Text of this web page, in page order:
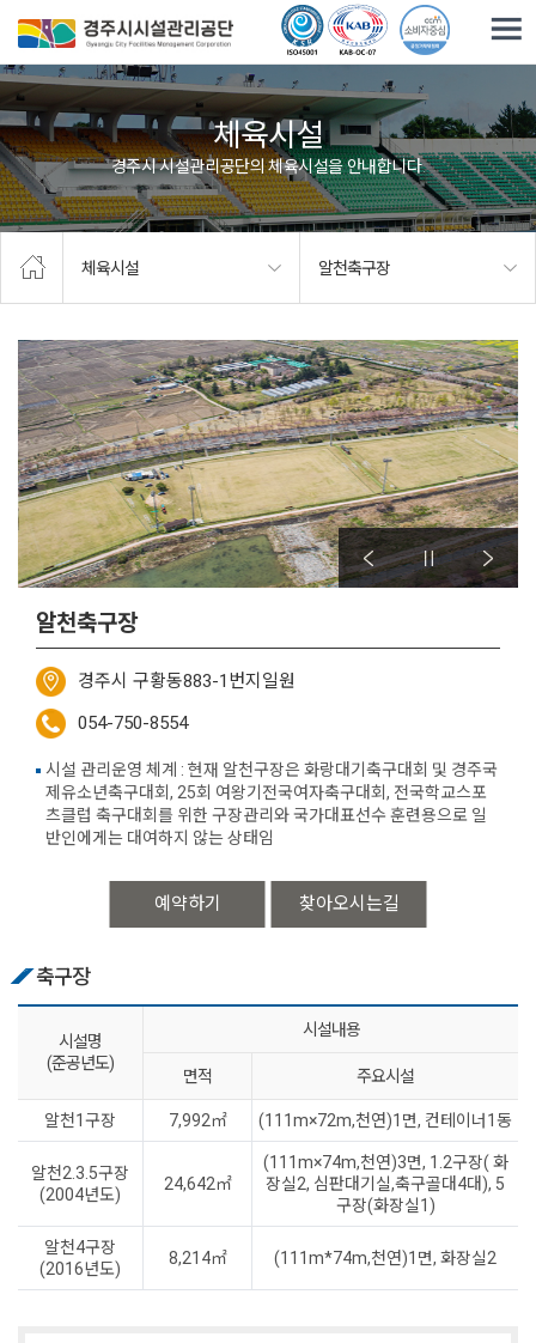
체육시설
경주시 시설관리공단의 체육시설을 안내합니다.
체육시설 알천축구장
알천축구장
경주시 구황동883-1번지일원
054-750-8554
예약하기 찾아오시는길
시설 관리운영 체계 : 현재 알천구장은 화랑대기축구대회 및 경주국
제유소년축구대회, 25회 여왕기전국여자축구대회, 전국학교스포
츠클럽 축구대회를 위한 구장관리와 국가대표선수 훈련용으로 일
반인에게는 대여하지 않는 상태임
축구장
시설명
(준공년도)
시설내용
면적 주요시설
알천1구장 7,992㎡ (111m×72m,천연)1면, 컨테이너1동
알천2.3.5구장
(2004년도)
24,642㎡
(111m×74m,천연)3면, 1.2구장( 화
장실2, 심판대기실,축구골대4대), 5
구장(화장실1)
알천4구장
(2016년도)
8,214㎡ (111m*74m,천연)1면, 화장실2